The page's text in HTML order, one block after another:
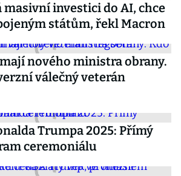
masivní investici do AI, chce
státům, řekl Macron
nového ministra obrany.
válečný veterán
Trumpa 2025: Přímý
ceremoniálu